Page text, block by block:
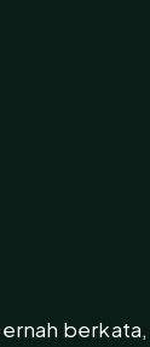
berkata,